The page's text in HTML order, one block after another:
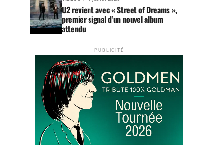
U2 revient avec « Street of Dreams »,
premier signal d’un nouvel album
attendu
PUBLICITÉ